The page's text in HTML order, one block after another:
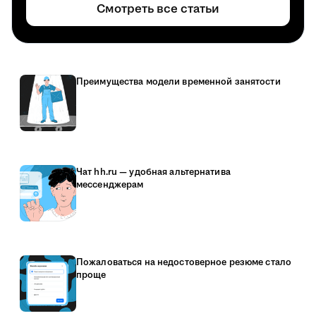
Смотреть все статьи
Преимущества модели временной занятости
Чат hh.ru — удобная альтернатива
мессенджерам
Пожаловаться на недостоверное резюме стало
проще